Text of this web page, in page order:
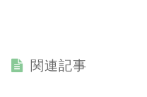
関連記事